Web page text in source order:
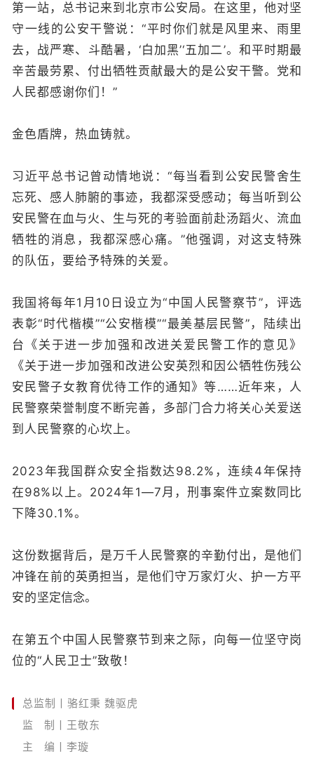
第一站，总书记来到北京市公安局。在这里，他对坚
守一线的公安干警说：“平时你们就是风里来、雨里
去，战严寒、斗酷暑，‘白加黑’‘五加二’。和平时期最
辛苦最劳累、付出牺牲贡献最大的是公安干警。党和
人民都感谢你们！”
金色盾牌，热血铸就。
习近平总书记曾动情地说：“每当看到公安民警舍生
忘死、感人肺腑的事迹，我都深受感动；每当听到公
安民警在血与火、生与死的考验面前赴汤蹈火、流血
牺牲的消息，我都深感心痛。”他强调，对这支特殊
的队伍，要给予特殊的关爱。
我国将每年1月10日设立为“中国人民警察节”，评选
表彰“时代楷模”“公安楷模”“最美基层民警”，陆续出
台《关于进一步加强和改进关爱民警工作的意见》
《关于进一步加强和改进公安英烈和因公牺牲伤残公
安民警子女教育优待工作的通知》等……近年来，人
民警察荣誉制度不断完善，多部门合力将关心关爱送
到人民警察的心坎上。
2023年我国群众安全指数达98.2%，连续4年保持
在98%以上。2024年1—7月，刑事案件立案数同比
下降30.1%。
这份数据背后，是万千人民警察的辛勤付出，是他们
冲锋在前的英勇担当 ，是他们守万家灯火、护一方平
安的 坚定信念。
在第五个中国人民警察节到来之际，向每一位坚守岗
位的“人民卫士”致敬！
总监制丨骆红秉 魏驱虎
监 制丨王敬东
主 编丨李璇